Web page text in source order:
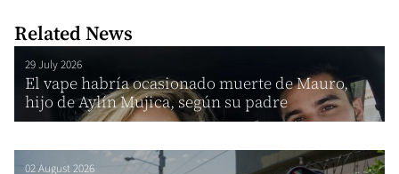
Related News
29 July 2026
El vape habría ocasionado muerte de Mauro,
hijo de Aylín Mujica, según su padre
02 August 2026